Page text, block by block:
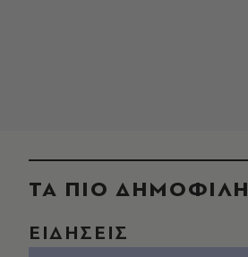
ΤΑ ΠΙΟ ΔΗΜΟΦΙΛΗ
ΕΙΔΗΣΕΙΣ